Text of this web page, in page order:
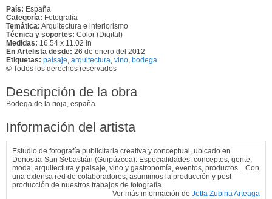
País: España
Categoría: Fotografía
Temática: Arquitectura e interiorismo
Técnica y soportes: Color (Digital)
Medidas: 16.54 x 11.02 in
En Artelista desde: 26 de enero del 2012
Etiquetas: paisaje, arquitectura, vino, bodega
© Todos los derechos reservados
Descripción de la obra
Bodega de la rioja, españa
Información del artista
Estudio de fotografía publicitaria creativa y conceptual, ubicado en
Donostia-San Sebastián (Guipúzcoa). Especialidades: conceptos, gente,
moda, arquitectura y paisaje, vino y gastronomía, eventos, productos... Con
una extensa red de colaboradores, asumimos la producción y post
producción de nuestros trabajos de fotografía.
Ver más información de Jotta Zubiria Arteaga